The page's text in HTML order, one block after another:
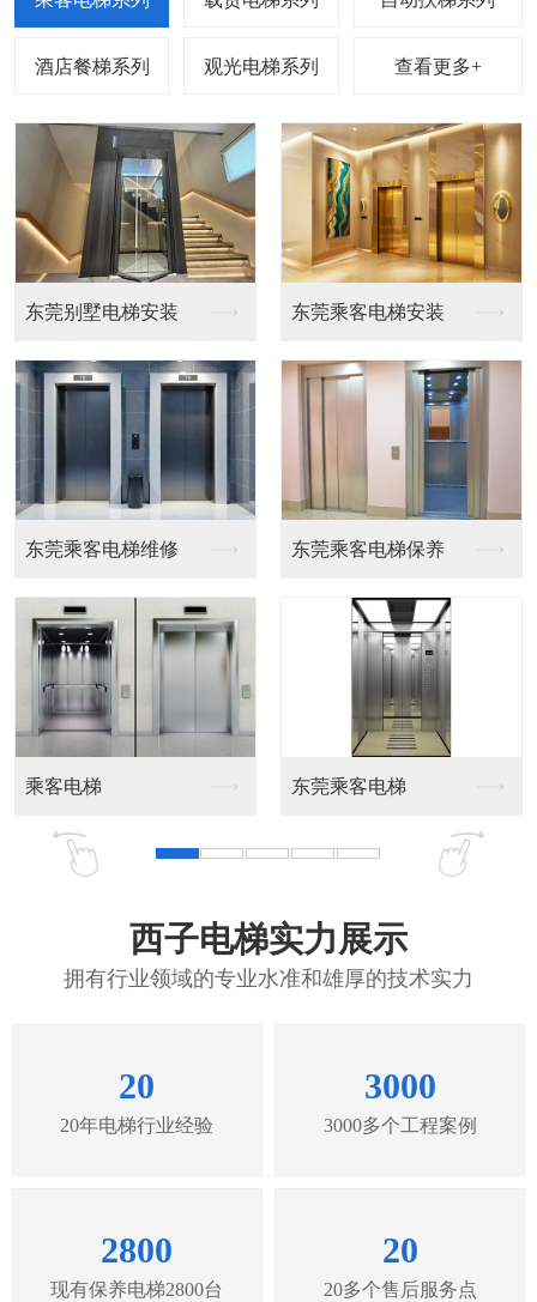
查看更多+
装 东莞乘客电梯安装
修 东莞乘客电梯保养
东莞乘客电梯
东莞载货电梯安
东莞载货电梯保
载货电梯
西子电梯实力展示
拥有行业领域的专业水准和雄厚的技术实力
20
20年电梯行业经验
3000
3000多个工程案例
2800
现有保养电梯2800台
20
20多个售后服务点